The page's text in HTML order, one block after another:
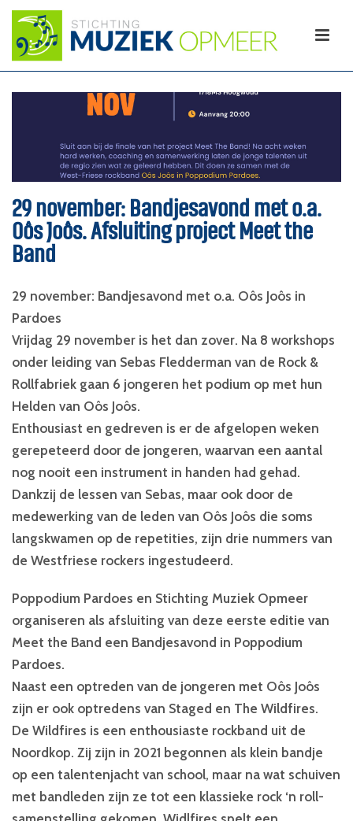
29 november: Bandjesavond met o.a.
Oôs Joôs. Afsluiting project Meet the
Band
29 november: Bandjesavond met o.a. Oôs Joôs in
Pardoes
Vrijdag 29 november is het dan zover. Na 8 workshops
onder leiding van Sebas Fledderman van de Rock &
Rollfabriek gaan 6 jongeren het podium op met hun
Helden van Oôs Joôs.
Enthousiast en gedreven is er de afgelopen weken
gerepeteerd door de jongeren, waarvan een aantal
nog nooit een instrument in handen had gehad.
Dankzij de lessen van Sebas, maar ook door de
medewerking van de leden van Oôs Joôs die soms
langskwamen op de repetities, zijn drie nummers van
de Westfriese rockers ingestudeerd.
Poppodium Pardoes en Stichting Muziek Opmeer
organiseren als afsluiting van deze eerste editie van
Meet the Band een Bandjesavond in Poppodium
Pardoes.
Naast een optreden van de jongeren met Oôs Joôs
zijn er ook optredens van Staged en The Wildfires.
De Wildfires is een enthousiaste rockband uit de
Noordkop. Zij zijn in 2021 begonnen als klein bandje
op een talentenjacht van school, maar na wat schuiven
met bandleden zijn ze tot een klassieke rock ‘n roll-